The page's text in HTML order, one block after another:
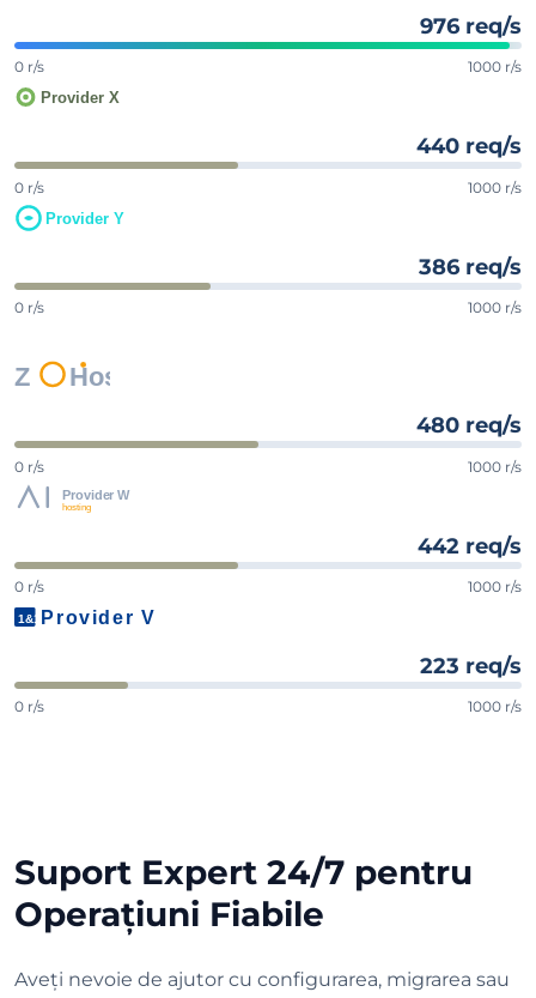
976 req/s
0 r/s 1000 r/s
440 req/s
0 r/s 1000 r/s
386 req/s
0 r/s 1000 r/s
480 req/s
0 r/s 1000 r/s
442 req/s
0 r/s 1000 r/s
223 req/s
0 r/s 1000 r/s
Suport Expert 24/7 pentru
Operațiuni Fiabile
Aveți nevoie de ajutor cu configurarea, migrarea sau